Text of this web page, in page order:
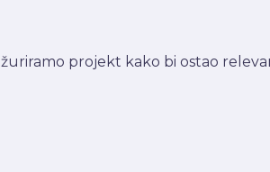
projekt kako bi ostao